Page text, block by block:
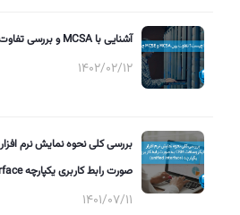
آشنایی با MCSA و بررسی تفاوت بین MCSA و MCSE
1402/02/12
صورت رابط کاربری یکپارچه unified interface
1401/07/11